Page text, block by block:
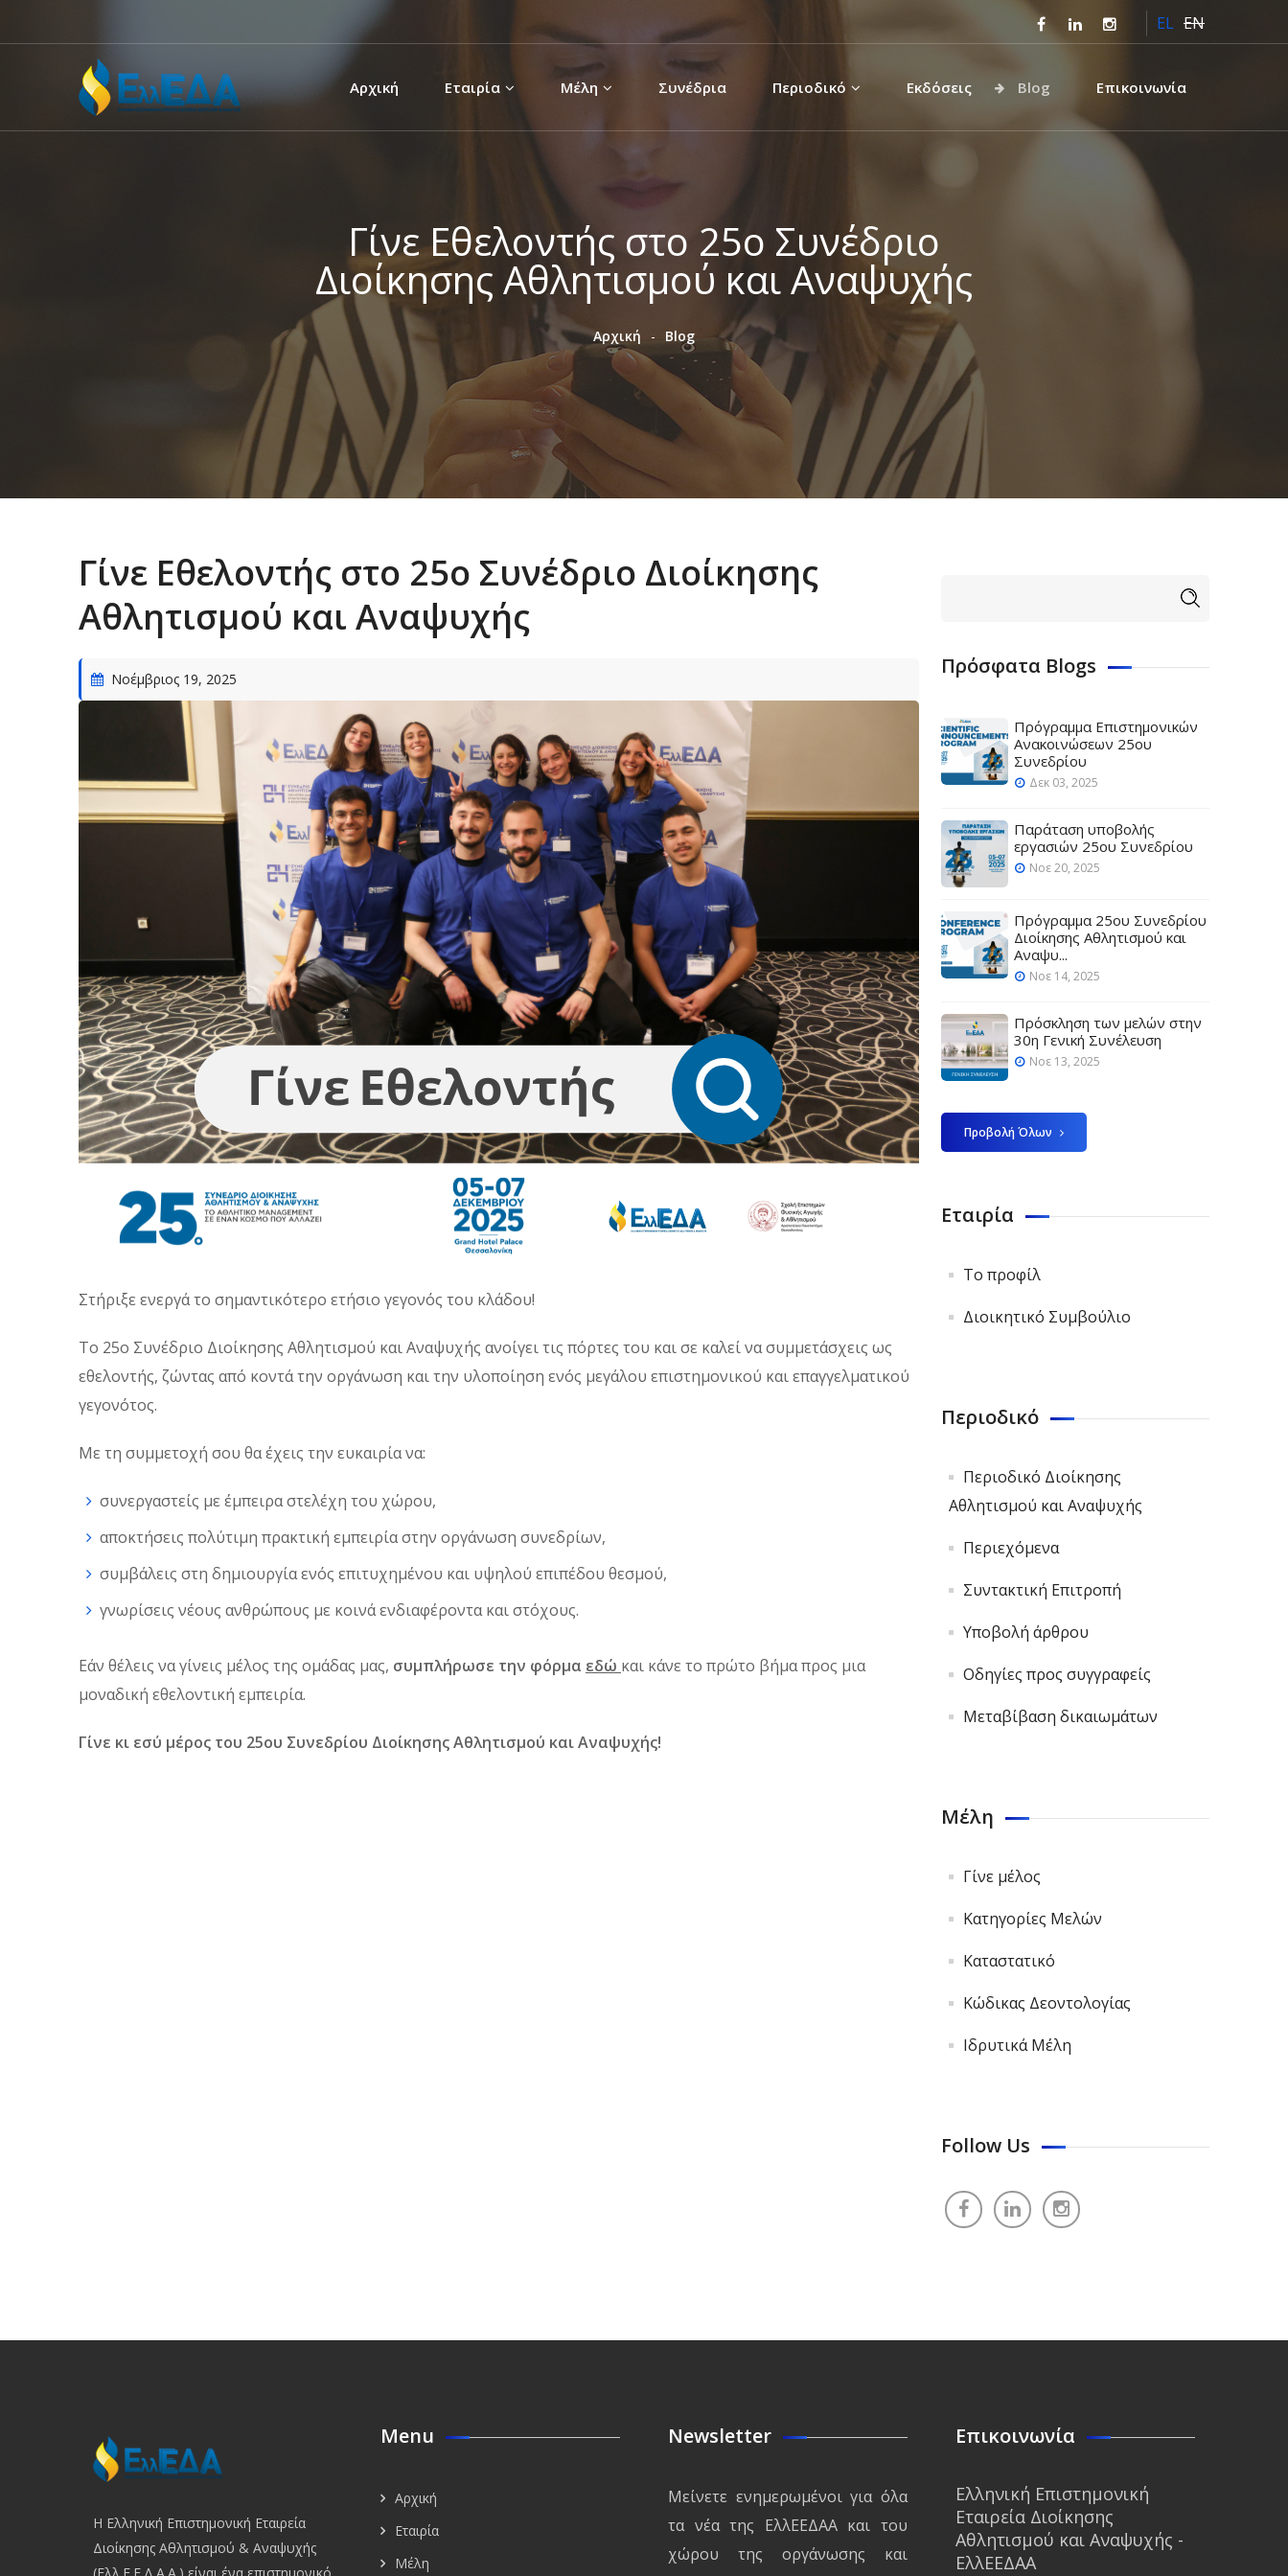
προς το
κυρίως
περιεχόμενο
EL EN
Αρχική Εταιρία Μέλη Συνέδρια Περιοδικό Εκδόσεις Blog Επικοινωνία
Γίνε Εθελοντής στο 25ο Συνέδριο
Διοίκησης Αθλητισμού και Αναψυχής
Αρχική Blog
Γίνε Εθελοντής στο 25ο Συνέδριο Διοίκησης
Αθλητισμού και Αναψυχής
Νοέμβριος 19, 2025
Στήριξε ενεργά το σημαντικότερο ετήσιο γεγονός του κλάδου!
Το 25ο Συνέδριο Διοίκησης Αθλητισμού και Αναψυχής ανοίγει τις πόρτες του και σε καλεί να συμμετάσχεις ως
εθελοντής, ζώντας από κοντά την οργάνωση και την υλοποίηση ενός μεγάλου επιστημονικού και επαγγελματικού
γεγονότος.
Με τη συμμετοχή σου θα έχεις την ευκαιρία να:
συνεργαστείς με έμπειρα στελέχη του χώρου,
αποκτήσεις πολύτιμη πρακτική εμπειρία στην οργάνωση συνεδρίων,
συμβάλεις στη δημιουργία ενός επιτυχημένου και υψηλού επιπέδου θεσμού,
γνωρίσεις νέους ανθρώπους με κοινά ενδιαφέροντα και στόχους.
Εάν θέλεις να γίνεις μέλος της ομάδας μας, συμπλήρωσε την φόρμα εδώ και κάνε το πρώτο βήμα προς μια
μοναδική εθελοντική εμπειρία.
Γίνε κι εσύ μέρος του 25ου Συνεδρίου Διοίκησης Αθλητισμού και Αναψυχής!
Πρόσφατα Blogs
Πρόγραμμα Επιστημονικών
Ανακοινώσεων 25ου
Συνεδρίου
Δεκ 03, 2025
Παράταση υποβολής
εργασιών 25ου Συνεδρίου
Νοε 20, 2025
Πρόγραμμα 25ου Συνεδρίου
Διοίκησης Αθλητισμού και
Αναψυ...
Νοε 14, 2025
Πρόσκληση των μελών στην
30η Γενική Συνέλευση
Νοε 13, 2025
Προβολή Όλων
Εταιρία
Το προφίλ
Διοικητικό Συμβούλιο
Περιοδικό
Περιοδικό Διοίκησης
Αθλητισμού και Αναψυχής
Περιεχόμενα
Συντακτική Επιτροπή
Υποβολή άρθρου
Οδηγίες προς συγγραφείς
Μεταβίβαση δικαιωμάτων
Μέλη
Γίνε μέλος
Κατηγορίες Μελών
Καταστατικό
Κώδικας Δεοντολογίας
Ιδρυτικά Μέλη
Follow Us
Η Ελληνική Επιστημονική Εταιρεία
Διοίκησης Αθλητισμού & Αναψυχής
Menu
Αρχική
Εταιρία
Μέλη
Newsletter
Μείνετε ενημερωμένοι για όλα
τα νέα της ΕλλΕΕΔΑΑ και του
χώρου της οργάνωσης και
Επικοινωνία
Ελληνική Επιστημονική
Εταιρεία Διοίκησης
Αθλητισμού και Αναψυχής -
ΕλλΕΕΔΑΑ